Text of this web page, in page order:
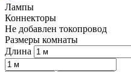
Лампы
Коннекторы
Не добавлен токопровод
Размеры комнаты
Длина